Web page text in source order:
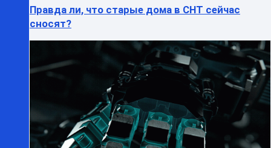
Правда ли, что старые дома в СНТ сейчас
сносят?